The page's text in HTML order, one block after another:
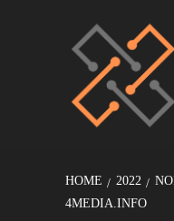
HOME 2022
4MEDIA.INFO